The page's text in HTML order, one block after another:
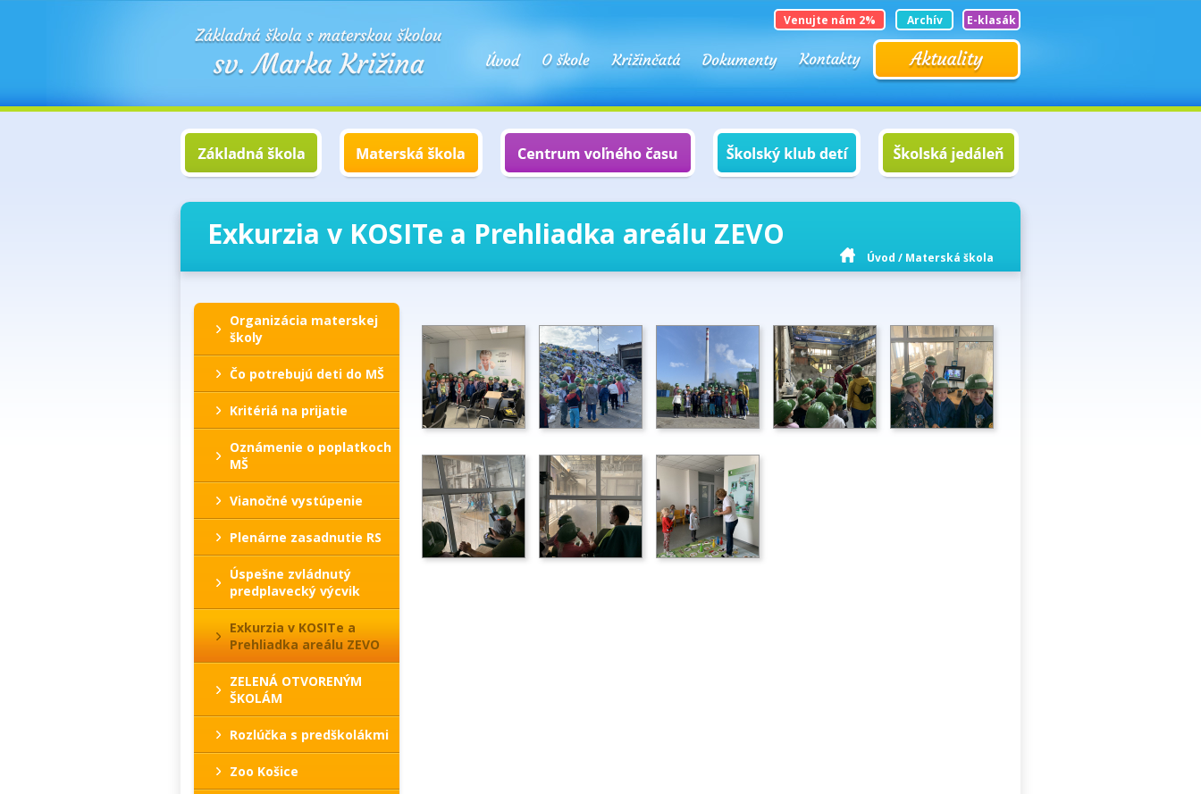
Archív E-klasák
Venujte nám 2%
Exkurzia v KOSITe a Prehliadka areálu ZEVO
Úvod / Materská škola
Organizácia materskej
školy
Čo potrebujú deti do MŠ
Kritériá na prijatie
Oznámenie o poplatkoch
MŠ
Vianočné vystúpenie
Plenárne zasadnutie RS
Úspešne zvládnutý
predplavecký výcvik
Exkurzia v KOSITe a
Prehliadka areálu ZEVO
ZELENÁ OTVORENÝM
ŠKOLÁM
Rozlúčka s predškolákmi
Zoo Košice